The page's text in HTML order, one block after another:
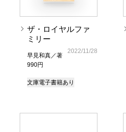
ザ・ロイヤルファ
ミリー
早見和真／著
990円
2022/11/28
文庫電子書籍あり